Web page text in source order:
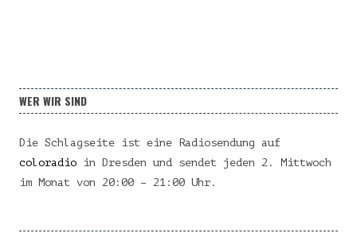
WER WIR SIND
Die Schlagseite ist eine Radiosendung auf
coloradio in Dresden und sendet jeden 2. Mittwoch
im Monat von 20:00 – 21:00 Uhr.